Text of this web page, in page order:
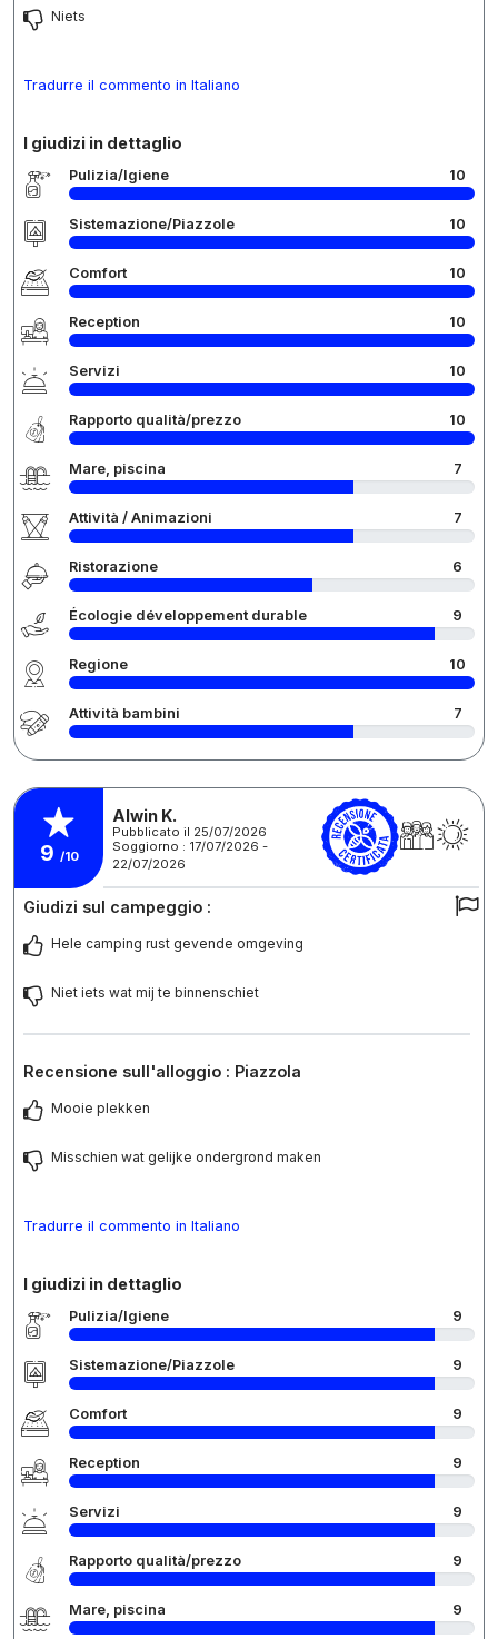
Niets
Tradurre il commento in Italiano
I giudizi in dettaglio
Pulizia/Igiene 10
Sistemazione/Piazzole 10
Comfort 10
Reception 10
Servizi 10
Rapporto qualità/prezzo 10
Mare, piscina 7
Attività / Animazioni 7
Ristorazione 6
Écologie développement durable 9
Regione 10
Attività bambini 7
9 /10
Alwin K.
Pubblicato il 25/07/2026
Soggiorno : 17/07/2026 -
22/07/2026
Giudizi sul campeggio :
Hele camping rust gevende omgeving
Niet iets wat mij te binnenschiet
Recensione sull'alloggio : Piazzola
Mooie plekken
Misschien wat gelijke ondergrond maken
Tradurre il commento in Italiano
I giudizi in dettaglio
Pulizia/Igiene 9
Sistemazione/Piazzole 9
Comfort 9
Reception 9
Servizi 9
Rapporto qualità/prezzo 9
Mare, piscina 9